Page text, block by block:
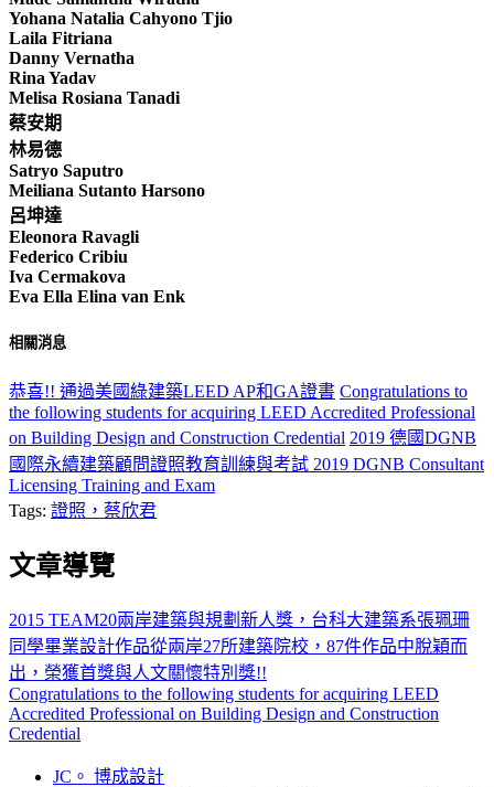
Yohana Natalia Cahyono Tjio
Laila Fitriana
Danny Vernatha
Rina Yadav
Melisa Rosiana Tanadi
蔡安期
林易德
Satryo Saputro
Meiliana Sutanto Harsono
呂坤達
Eleonora Ravagli
Federico Cribiu
Iva Cermakova
Eva Ella Elina van Enk
相關消息
恭喜!! 通過美國綠建築LEED AP和GA證書 Congratulations to
the following students for acquiring LEED Accredited Professional
on Building Design and Construction Credential 2019 德國DGNB
國際永續建築顧問證照教育訓練與考試 2019 DGNB Consultant
Licensing Training and Exam
Tags: 證照，蔡欣君
文章導覽
2015 TEAM20兩岸建築與規劃新人獎，台科大建築系張珮珊
同學畢業設計作品從兩岸27所建築院校，87件作品中脫穎而
出，榮獲首獎與‏人文關懷特別獎!!
Congratulations to the following students for acquiring LEED
Accredited Professional on Building Design and Construction
Credential
JC。 博成設計